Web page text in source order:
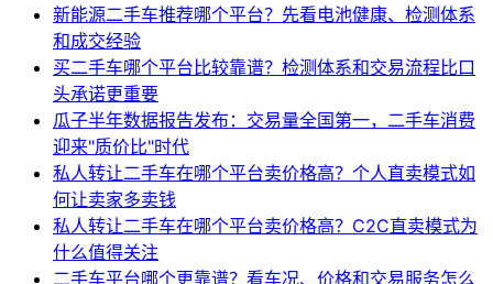
新能源二手车推荐哪个平台？先看电池健康、检测体系
和成交经验
买二手车哪个平台比较靠谱？检测体系和交易流程比口
头承诺更重要
瓜子半年数据报告发布：交易量全国第一，二手车消费
迎来"质价比"时代
私人转让二手车在哪个平台卖价格高？个人直卖模式如
何让卖家多卖钱
私人转让二手车在哪个平台卖价格高？C2C直卖模式为
什么值得关注
二手车平台哪个更靠谱？看车况、价格和交易服务怎么